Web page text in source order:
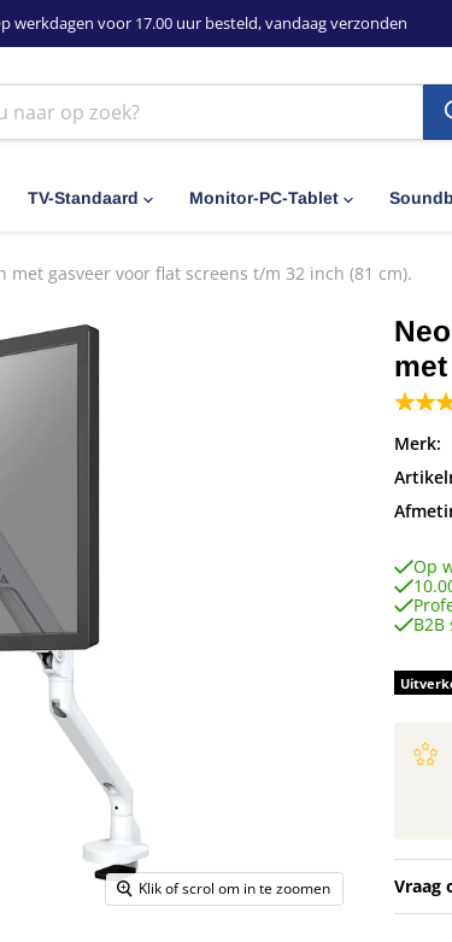
werkdagen voor 17.00 uur besteld, vandaag verzonden
TV-Standaard Monitor-PC-Tablet
gasveer voor flat screens t/m 32 inch (81 cm).
Klik of scrol om in te zoomen
Merk:
Op
B2B
Vraag